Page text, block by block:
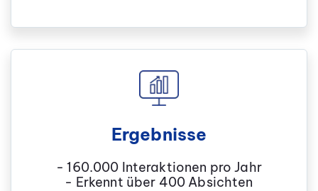
Ergebnisse
- 160.000 Interaktionen pro Jahr
- Erkennt über 400 Absichten